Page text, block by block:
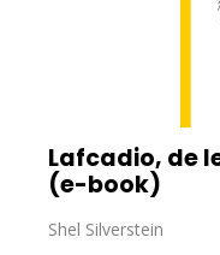
Lafcadio, de
(e-book)
Shel Silverstein